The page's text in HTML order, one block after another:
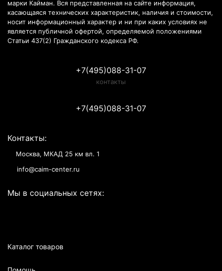
марки Кайман. Вся представленная на сайте информация,
касающаяся технических характеристик, наличия и стоимости,
носит информационный характер и ни при каких условиях не
является публичной офертой, определяемой положениями
Статьи 437(2) Гражданского кодекса РФ.
+7(495)088-31-07
контакты
+7(495)088-31-07
Контакты:
Москва, МКАД 25 км вл. 1
info@caim-center.ru
Мы в социальных сетях:
Каталог товаров